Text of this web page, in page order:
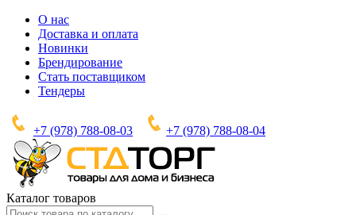
О нас
Доставка и оплата
Новинки
Брендирование
Стать поставщиком
Тендеры
+7 (978) 788-08-03 +7 (978) 788-08-04
Каталог товаров